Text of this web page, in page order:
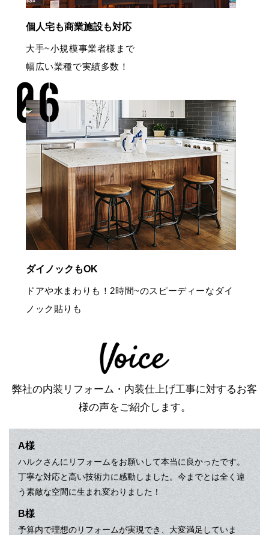
個人宅も商業施設も対応
大手~小規模事業者様まで
幅広い業種で実績多数！
ダイノックもOK
ドアや水まわりも！2時間~のスピーディーなダイ
ノック貼りも
弊社の内装リフォーム・内装仕上げ工事に対するお客
様の声をご紹介します。
A様
ハルクさんにリフォームをお願いして本当に良かったです。
丁寧な対応と高い技術力に感動しました。今までとは全く違
う素敵な空間に生まれ変わりました！
B様
予算内で理想のリフォームが実現でき、大変満足していま